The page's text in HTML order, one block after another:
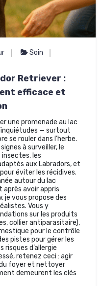
Soin
Retriever :
efficace et
une promenade au lac
— surtout
se rouler dans l’herbe.
à surveiller, le
les
aux Labradors, et
éviter les récidives.
autour du lac
après avoir appris
je vous propose des
Vous y
sur les produits
collier antiparasitaire),
pour le contrôle
pistes pour gérer les
risques d’allergie
retenez ceci : agir
foyer et nettoyer
demeurent les clés